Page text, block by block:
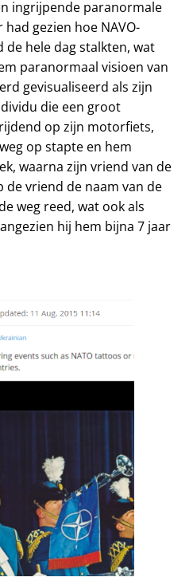
ingrijpende paranormale
gezien hoe NAVO-
hele dag stalkten, wat
paranormaal visioen van
gevisualiseerd als zijn
die een groot
op zijn motorfiets,
op stapte en hem
waarna zijn vriend van de
de vriend de naam van de
weg reed, wat ook als
hij hem bijna 7 jaar